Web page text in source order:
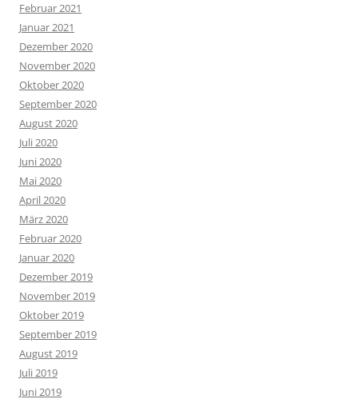
Februar 2021
Januar 2021
Dezember 2020
November 2020
Oktober 2020
September 2020
August 2020
Juli 2020
Juni 2020
Mai 2020
April 2020
März 2020
Februar 2020
Januar 2020
Dezember 2019
November 2019
Oktober 2019
September 2019
August 2019
Juli 2019
Juni 2019